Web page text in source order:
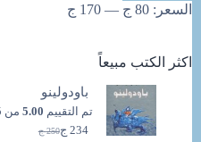
السعر: 80 ج — 170 ج
اكثر الكتب مبيعاً
باودولينو
تم التقييم 5.00 من 5
250 ج
السعر 234 جالسعر